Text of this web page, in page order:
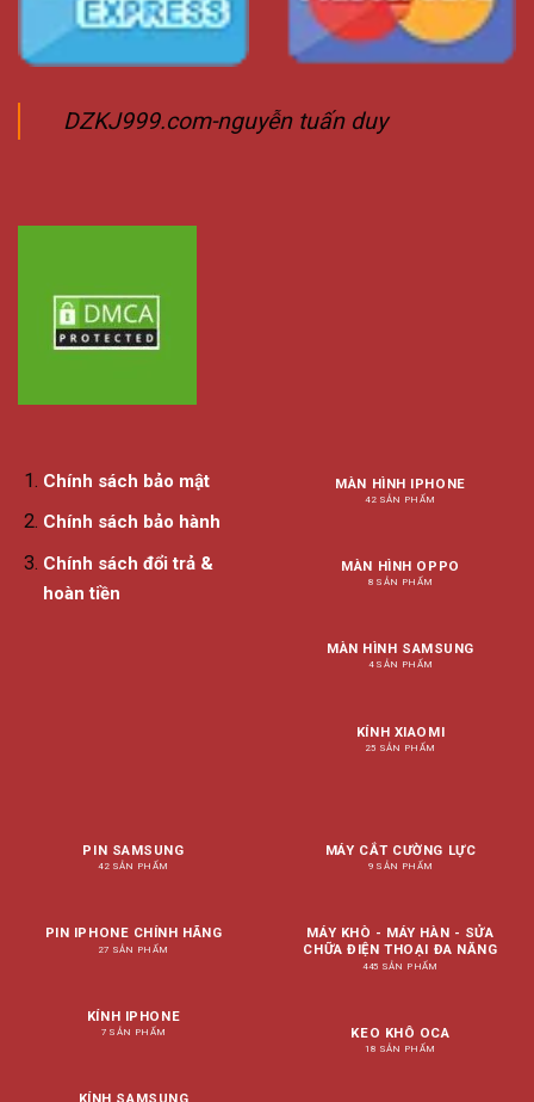
DZKJ999.com-nguyễn tuấn duy
Chính sách bảo mật
Chính sách bảo hành
Chính sách đổi trả &
hoàn tiền
MÀN HÌNH IPHONE
42 SẢN PHẨM
MÀN HÌNH OPPO
8 SẢN PHẨM
MÀN HÌNH SAMSUNG
4 SẢN PHẨM
KÍNH XIAOMI
25 SẢN PHẨM
PIN SAMSUNG
42 SẢN PHẨM
PIN IPHONE CHÍNH HÃNG
27 SẢN PHẨM
KÍNH IPHONE
7 SẢN PHẨM
MÁY CẮT CƯỜNG LỰC
9 SẢN PHẨM
MÁY KHÒ - MÁY HÀN - SỬA
CHỮA ĐIỆN THOẠI ĐA NĂNG
445 SẢN PHẨM
KEO KHÔ OCA
18 SẢN PHẨM